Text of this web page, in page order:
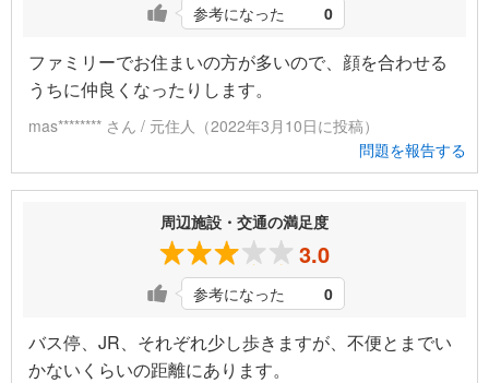
参考になった 0
ファミリーでお住まいの方が多いので、顔を合わせる
うちに仲良くなったりします。
mas******** さん / 元住人（2022年3月10日に投稿）
問題を報告する
周辺施設・交通の満足度
3.0
参考になった 0
バス停、JR、それぞれ少し歩きますが、不便とまでい
かないくらいの距離にあります。